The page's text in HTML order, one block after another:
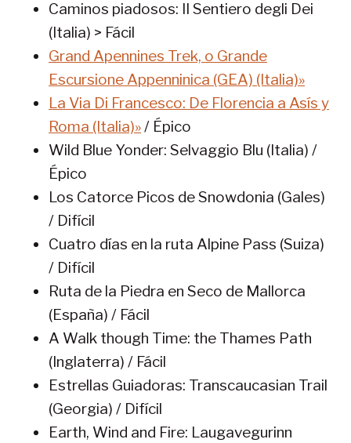
Caminos piadosos: II Sentiero degli Dei
(Italia) > Fácil
Grand Apennines Trek, o Grande
Escursione Appenninica (GEA) (Italia)»
La Via Di Francesco: De Florencia a Asís y
Roma (Italia)»/ Épico
Wild Blue Yonder: Selvaggio Blu (Italia) /
Épico
Los Catorce Picos de Snowdonia (Gales)
/ Difícil
Cuatro días en la ruta Alpine Pass (Suiza)
/ Difícil
Ruta de la Piedra en Seco de Mallorca
(España) / Fácil
A Walk though Time: the Thames Path
(Inglaterra) / Fácil
Estrellas Guiadoras: Transcaucasian Trail
(Georgia) / Difícil
Earth, Wind and Fire: Laugavegurinn